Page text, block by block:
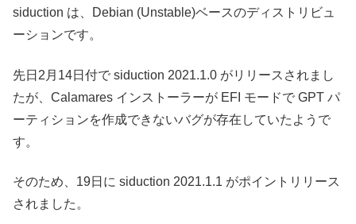
siduction は、Debian (Unstable)ベースのディストリビュ
ーションです。
先日2月14日付で siduction 2021.1.0 がリリースされまし
たが、Calamares インストーラーが EFI モードで GPT パ
ーティションを作成できないバグが存在していたようで
す。
そのため、19日に siduction 2021.1.1 がポイントリリース
されました。